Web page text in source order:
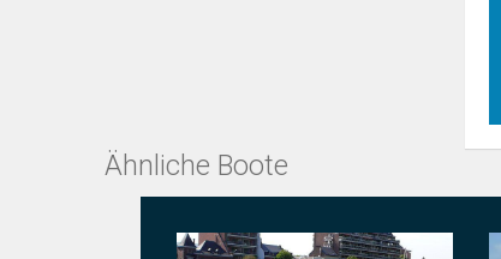
Ähnliche Boote